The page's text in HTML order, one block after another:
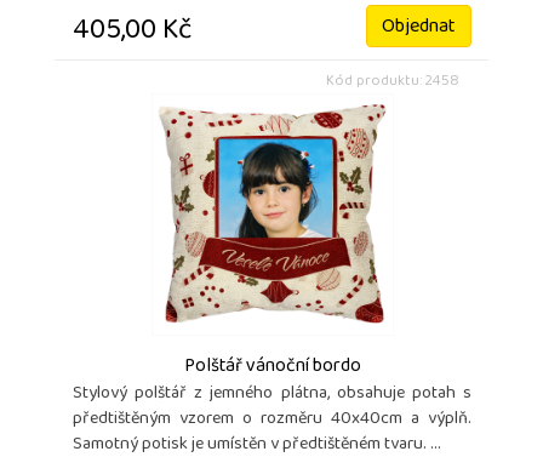
405,00 Kč Objednat
Kód produktu: 2458
Polštář vánoční bordo
Stylový polštář z jemného plátna, obsahuje potah s
předtištěným vzorem o rozměru 40x40cm a výplň.
Samotný potisk je umístěn v předtištěném tvaru. ...